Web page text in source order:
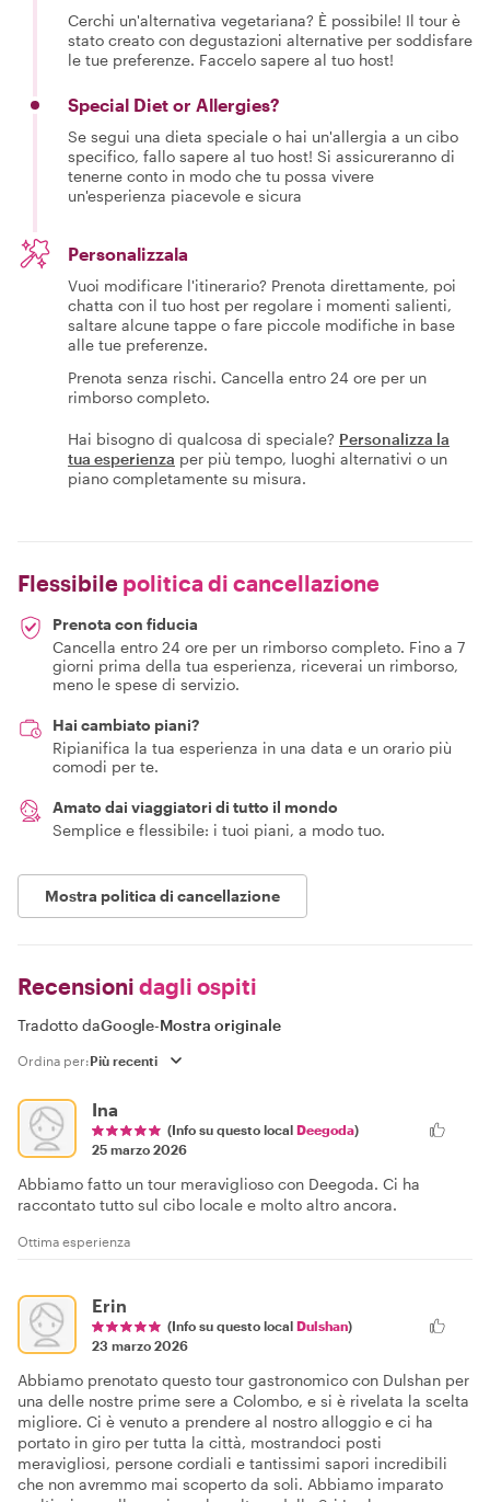
Cerchi un'alternativa vegetariana? È possibile! Il tour è
stato creato con degustazioni alternative per soddisfare
le tue preferenze. Faccelo sapere al tuo host!
Special Diet or Allergies?
Se segui una dieta speciale o hai un'allergia a un cibo
specifico, fallo sapere al tuo host! Si assicureranno di
tenerne conto in modo che tu possa vivere
un'esperienza piacevole e sicura
Personalizzala
Vuoi modificare l'itinerario? Prenota direttamente, poi
chatta con il tuo host per regolare i momenti salienti,
saltare alcune tappe o fare piccole modifiche in base
alle tue preferenze.
Prenota senza rischi. Cancella entro 24 ore per un
rimborso completo.
Hai bisogno di qualcosa di speciale? Personalizza la
tua esperienza per più tempo, luoghi alternativi o un
piano completamente su misura.
Flessibile politica di cancellazione
Prenota con fiducia
Cancella entro 24 ore per un rimborso completo. Fino a 7
giorni prima della tua esperienza, riceverai un rimborso,
meno le spese di servizio.
Hai cambiato piani?
Ripianifica la tua esperienza in una data e un orario più
comodi per te.
Amato dai viaggiatori di tutto il mondo
Semplice e flessibile: i tuoi piani, a modo tuo.
Mostra politica di cancellazione
Recensioni dagli ospiti
Tradotto daGoogle-Mostra originale
Ordina per:
Ina
(Info su questo local Deegoda)
25 marzo 2026
Abbiamo fatto un tour meraviglioso con Deegoda. Ci ha
raccontato tutto sul cibo locale e molto altro ancora.
Ottima esperienza
Erin
(Info su questo local Dulshan)
23 marzo 2026
Abbiamo prenotato questo tour gastronomico con Dulshan per
una delle nostre prime sere a Colombo, e si è rivelata la scelta
migliore. Ci è venuto a prendere al nostro alloggio e ci ha
portato in giro per tutta la città, mostrandoci posti
meravigliosi, persone cordiali e tantissimi sapori incredibili
che non avremmo mai scoperto da soli. Abbiamo imparato